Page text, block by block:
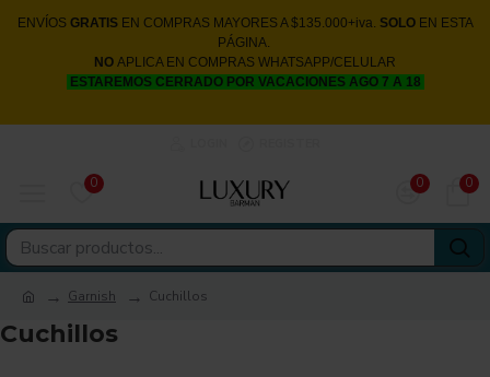
ENVÍOS GRATISEN COMPRAS MAYORES A $135.000+iva. SOLOEN ESTA
PÁGINA.
NO APLICA EN COMPRAS WHATSAPP/CELULAR
ESTAREMOS CERRADO POR VACACIONES AGO 7 A 18
0 0 0
Garnish Cuchillos
Cuchillos